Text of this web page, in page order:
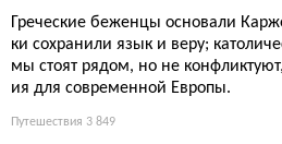
Греческие беженцы основали
ки сохранили язык и веру;
мы стоят рядом, но не
ия для современной Европы.
Путешествия 3 849